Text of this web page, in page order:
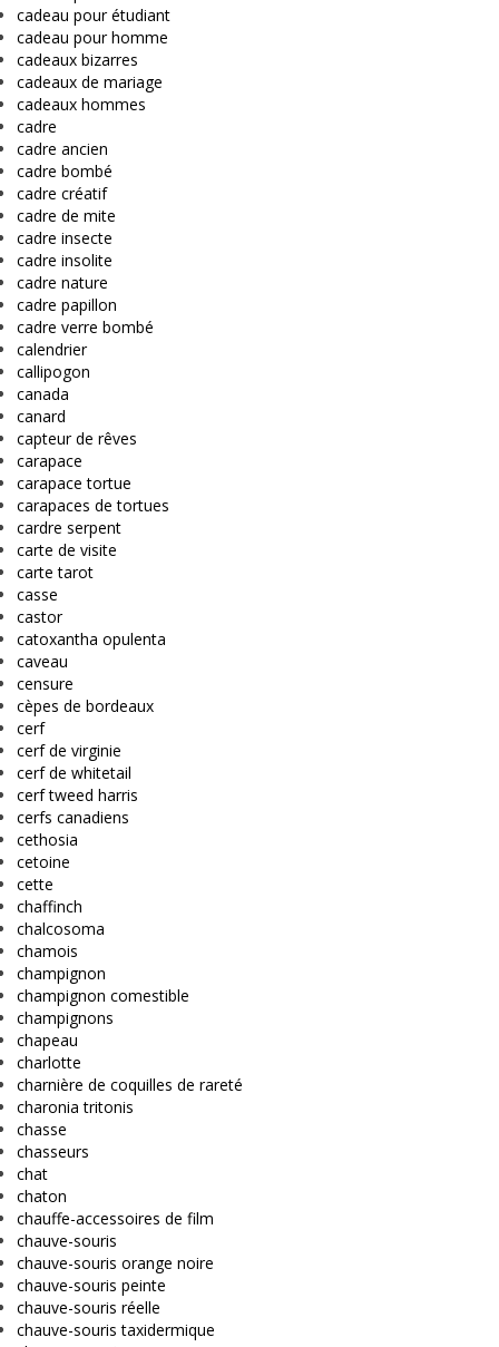
cadeau pour étudiant
cadeau pour homme
cadeaux bizarres
cadeaux de mariage
cadeaux hommes
cadre
cadre ancien
cadre bombé
cadre créatif
cadre de mite
cadre insecte
cadre insolite
cadre nature
cadre papillon
cadre verre bombé
calendrier
callipogon
canada
canard
capteur de rêves
carapace
carapace tortue
carapaces de tortues
cardre serpent
carte de visite
carte tarot
casse
castor
catoxantha opulenta
caveau
censure
cèpes de bordeaux
cerf
cerf de virginie
cerf de whitetail
cerf tweed harris
cerfs canadiens
cethosia
cetoine
cette
chaffinch
chalcosoma
chamois
champignon
champignon comestible
champignons
chapeau
charlotte
charnière de coquilles de rareté
charonia tritonis
chasse
chasseurs
chat
chaton
chauffe-accessoires de film
chauve-souris
chauve-souris orange noire
chauve-souris peinte
chauve-souris réelle
chauve-souris taxidermique